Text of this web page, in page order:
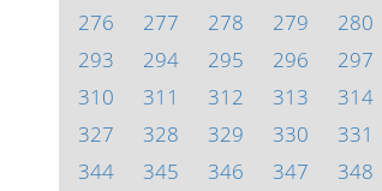
276
277 278 279 280
293
294 295 296 297
310
311 312 313 314
327
328 329 330 331
344
345 346 347 348